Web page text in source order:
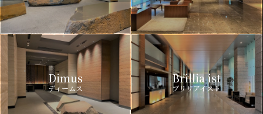
Dimus
ディームス
Brillia ist
ブリリアイスト